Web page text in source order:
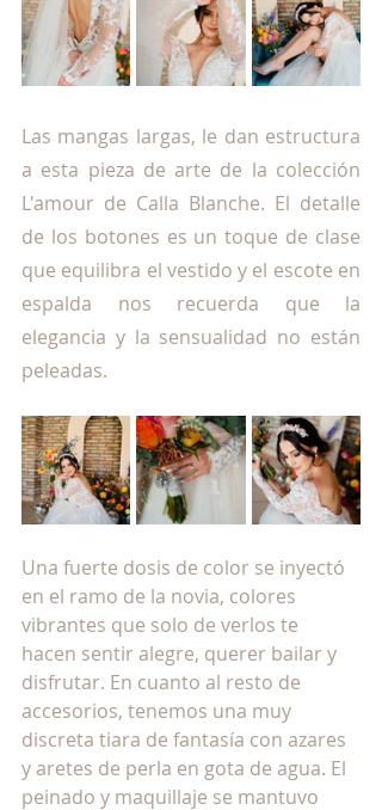
Las mangas largas, le dan estructura
a esta pieza de arte de la colección
L'amour de Calla Blanche. El detalle
de los botones es un toque de clase
que equilibra el vestido y el escote en
espalda nos recuerda que la
elegancia y la sensualidad no están
peleadas.
Una fuerte dosis de color se inyectó
en el ramo de la novia, colores
vibrantes que solo de verlos te
hacen sentir alegre, querer bailar y
disfrutar. En cuanto al resto de
accesorios, tenemos una muy
discreta tiara de fantasía con azares
y aretes de perla en gota de agua. El
peinado y maquillaje se mantuvo